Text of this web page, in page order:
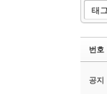
번호
공지